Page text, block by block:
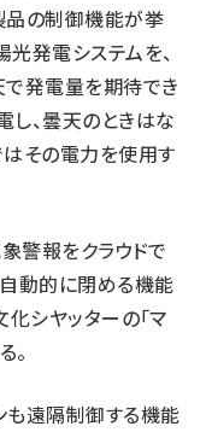
品の制御機能が挙
発電システムを、
発電量を期待でき
、曇天のときはな
その電力を使用す
警報をクラウドで
動的に閉める機能
シヤッターの「マ
。
も遠隔制御する機能